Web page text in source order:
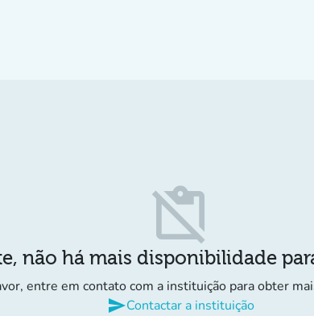
content_paste_off
não há mais disponibilidade
entre em contato com a instituição para obter
sendContactar a instituição